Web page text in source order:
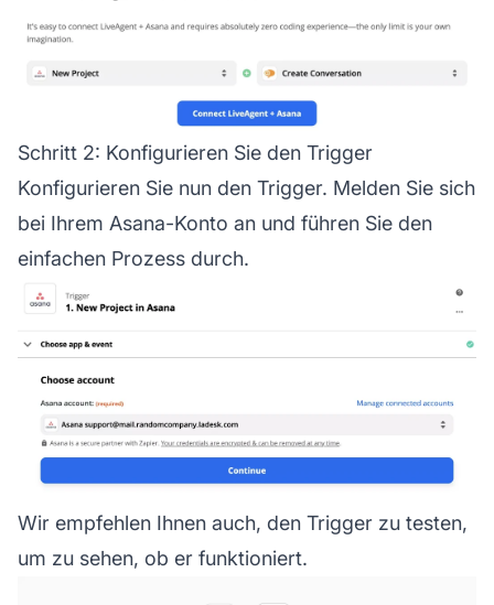
Schritt 2: Konfigurieren Sie den Trigger
Konfigurieren Sie nun den Trigger. Melden Sie sich
bei Ihrem Asana-Konto an und führen Sie den
einfachen Prozess durch.
Wir empfehlen Ihnen auch, den Trigger zu testen,
um zu sehen, ob er funktioniert.